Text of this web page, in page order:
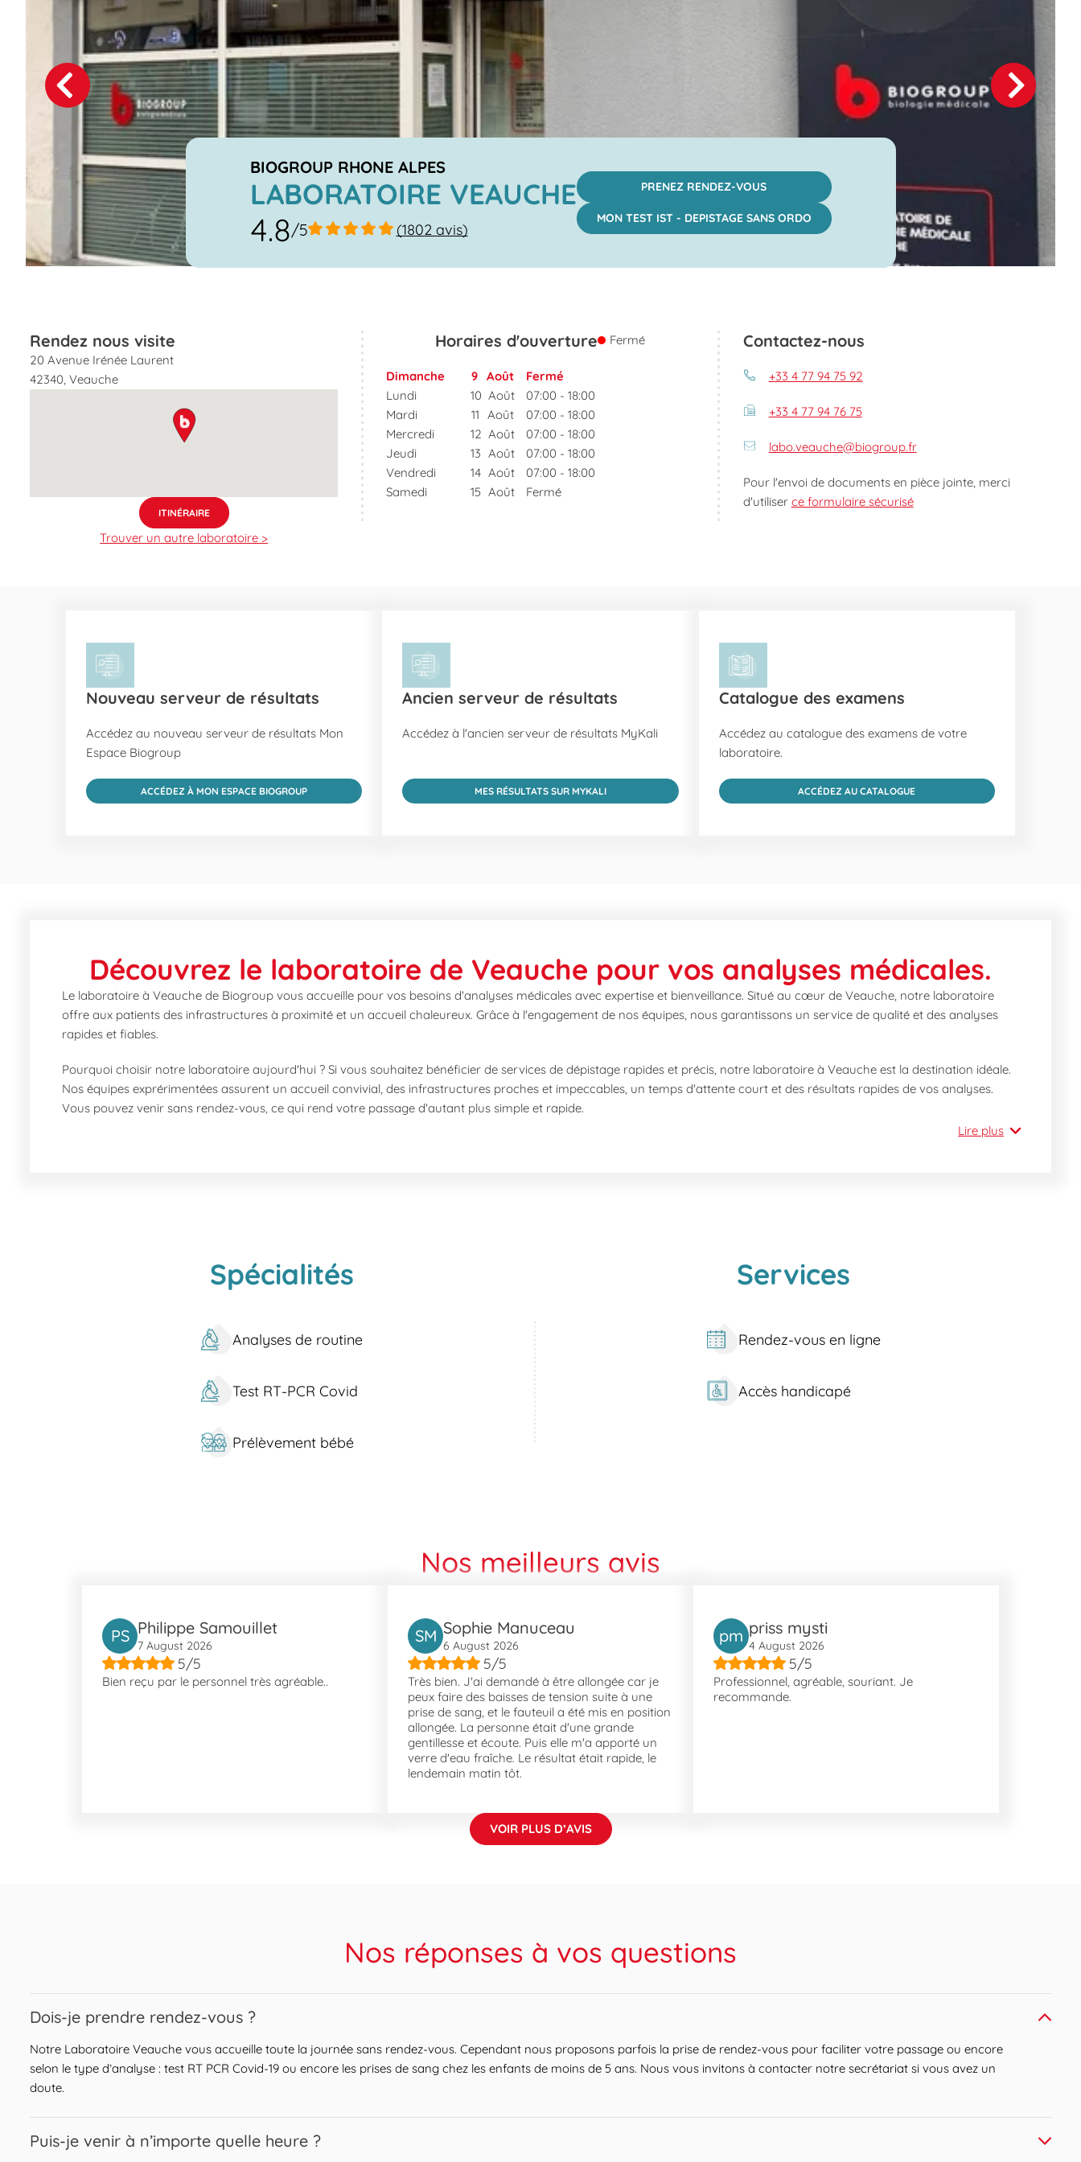
BIOGROUP RHONE ALPES
LABORATOIRE VEAUCHE
4.8/5 (1802 avis)
PRENEZ RENDEZ-VOUS
MON TEST IST - DEPISTAGE SANS ORDO
Previous
Next
Rendez nous visite
20 Avenue Irénée Laurent
42340, Veauche
map pin
ITINÉRAIRE
Trouver un autre laboratoire >
Horaires d'ouverture Fermé
Dimanche 9 Août
Fermé
Lundi
10 Août 07:00 -18:00
Mardi
11 Août 07:00 -18:00
Mercredi
12 Août 07:00 -18:00
Jeudi
13 Août 07:00 -18:00
Vendredi
14 Août 07:00 -18:00
Samedi
15 Août Fermé
Contactez-nous
+33 4 77 94 75 92
+33 4 77 94 76 75
labo.veauche@biogroup.fr
Pour l'envoi de documents en pièce jointe, merci
d'utiliser ce formulaire sécurisé
Nouveau serveur de résultats
Accédez au nouveau serveur de résultats Mon
Espace Biogroup
ACCÉDEZ À MON ESPACE BIOGROUP
Ancien serveur de résultats
Accédez à l'ancien serveur de résultats MyKali
MES RÉSULTATS SUR MYKALI
Catalogue des examens
Accédez au catalogue des examens de votre
laboratoire.
ACCÉDEZ AU CATALOGUE
Découvrez le laboratoire de Veauche pour vos analyses médicales.
Le laboratoire à Veauche de Biogroup vous accueille pour vos besoins d'analyses médicales avec expertise et bienveillance. Situé au cœur de Veauche, notre laboratoire
offre aux patients des infrastructures à proximité et un accueil chaleureux. Grâce à l'engagement de nos équipes, nous garantissons un service de qualité et des analyses
rapides et fiables.
Pourquoi choisir notre laboratoire aujourd'hui ? Si vous souhaitez bénéficier de services de dépistage rapides et précis, notre laboratoire à Veauche est la destination idéale.
Nos équipes exprérimentées assurent un accueil convivial, des infrastructures proches et impeccables, un temps d'attente court et des résultats rapides de vos analyses.
Vous pouvez venir sans rendez-vous, ce qui rend votre passage d'autant plus simple et rapide.
Comment nous trouver à Veauche ? Rejoignez notre laboratoire facilement grâce aux transports publics. Nous sommes à proximité du hub de transports A. Briand où
passent les bus C1. Depuis la Gare Veauche STG, vous pouvez prendre les bus C1 ou C2. Le train TER vous dépose également à la station Veauche-Saint-Galmier. De plus, les
À propos de Veauche. Veauche se trouve dans la région dynamique de la Loire, apprécié pour son environnement résidentiel pratique. Des lieux comme Le Goussat et Le
Treyve apportent charme et accessibilité, tandis que La Loire, à proximité, offre des moments de détente agréables. Le Parc des Bords de Loire et Les Garennes sont parfaits
pour des promenades paisibles. Le Pont Gavet et le Square Antonio Vivaldi sont également des lieux à découvrir pour enrichir votre quotidien.
Lire plus
Spécialités
Analyses de routine
Test RT-PCR Covid
Prélèvement bébé
Services
Rendez-vous en ligne
Accès handicapé
Nos meilleurs avis
PS Philippe Samouillet
7 August 2026
5/5
Bien reçu par le personnel très agréable..
SM Sophie Manuceau
6 August 2026
5/5
Très bien. J'ai demandé à être allongée car je
peux faire des baisses de tension suite à une
prise de sang, et le fauteuil a été mis en position
allongée. La personne était d'une grande
gentillesse et écoute. Puis elle m'a apporté un
verre d'eau fraîche. Le résultat était rapide, le
lendemain matin tôt.
pm priss mysti
4 August 2026
5/5
Professionnel, agréable, souriant. Je
recommande.
VOIR PLUS D’AVIS
Nos réponses à vos questions
Dois-je prendre rendez-vous ?
Expand or collapse answer
Notre Laboratoire Veauche vous accueille toute la journée sans rendez-vous. Cependant nous proposons parfois la prise de rendez-vous pour faciliter votre passage ou encore
selon le type d’analyse : test RT PCR Covid-19 ou encore les prises de sang chez les enfants de moins de 5 ans. Nous vous invitons à contacter notre secrétariat si vous avez un
doute.
Puis-je venir à n’importe quelle heure ?
Expand or collapse answer